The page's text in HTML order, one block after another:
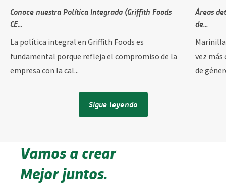
Conoce nuestra Política Integrada (Griffith Foods
CE...
La política integral en Griffith Foods es
fundamental porque refleja el compromiso de la
empresa con la cal...
Áreas
de...
vez más
de
Sigue leyendo
Vamos a crear
Mejor juntos.